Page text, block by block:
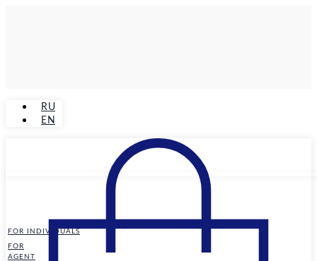
FOR INDIVIDUALS
FOR
AGENT
RU
EN